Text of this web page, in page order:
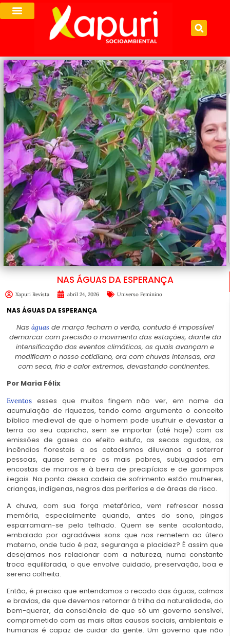
NAS ÁGUAS DA ESPERANÇA
Xapuri Revista abril 24, 2026 Universo Feminino
NAS ÁGUAS DA ESPERANÇA
Nas águas de março fecham o verão, contudo é impossível
demarcar com precisão o movimento das estações, diante da
intensificação dos eventos climáticos, os quais avançam e
modificam o nosso cotidiano, ora com chuvas intensas, ora
com seca, frio e calor extremos, devastando continentes.
Por Maria Félix
Eventos esses que muitos fingem não ver, em nome da
acumulação de riquezas, tendo como argumento o conceito
bíblico medieval de que o homem pode usufruir e devastar a
terra ao seu capricho, sem se importar (até hoje) com as
emissões de gases do efeito estufa, as secas agudas, os
incêndios florestais e os cataclismos diluvianos a soterrar
pessoas, quase sempre os mais pobres, subjugados em
encostas de morros e à beira de precipícios e de garimpos
ilegais. Na ponta dessa cadeia de sofrimento estão mulheres,
crianças, indígenas, negros das periferias e de áreas de risco.
A chuva, com sua força metafórica, vem refrescar nossa
memória, especialmente quando, antes do sono, pingos
esparramam-se pelo telhado. Quem se sente acalantado,
embalado por agradáveis sons que nos remetem ao útero
materno, onde tudo é paz, segurança e placidez? É assim que
desejamos nos relacionar com a natureza, numa constante
troca equilibrada, o que envolve cuidado, preservação, boa e
serena colheita.
Então, é preciso que entendamos o recado das águas, calmas
e bravias, de que devemos retornar à trilha da naturalidade, do
bem-querer, da consciência de que só um governo sensível,
comprometido com as mais altas causas sociais, ambientais e
humanas é capaz de cuidar da gente. Um governo que não